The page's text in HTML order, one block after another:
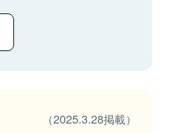
（2025.3.28掲載）